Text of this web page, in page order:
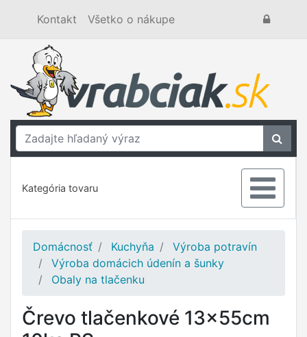
Kontakt Všetko o nákupe
Kategória tovaru
Domácnosť Kuchyňa
Výroba potravín
Výroba domácich údenín a šunky
Obaly na tlačenku
Črevo tlačenkové 13x55cm